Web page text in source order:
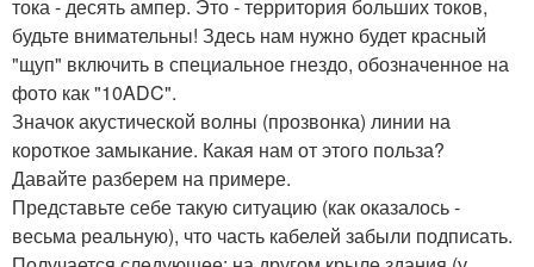
тока - десять ампер. Это - территория больших токов,
будьте внимательны! Здесь нам нужно будет красный
"щуп" включить в специальное гнездо, обозначенное на
фото как "10ADC".
Значок акустической волны (прозвонка) линии на
короткое замыкание. Какая нам от этого польза?
Давайте разберем на примере.
Представьте себе такую ситуацию (как оказалось -
весьма реальную), что часть кабелей забыли подписать.